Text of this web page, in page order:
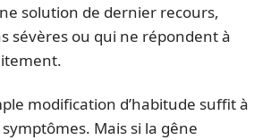
solution de dernier recours,
sévères ou qui ne répondent à
modification d’habitude suffit à
Mais si la gêne